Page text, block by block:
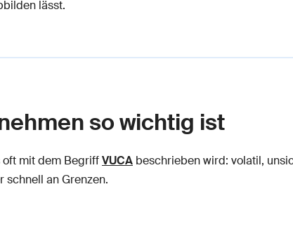
lässt.
so wichtig ist
oft mit dem BegriffVUCA beschrieben wird: volatil,
schnell an Grenzen.